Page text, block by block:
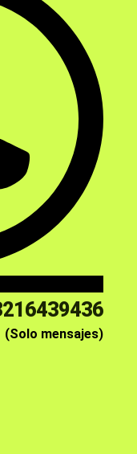
(Solo mensajes)